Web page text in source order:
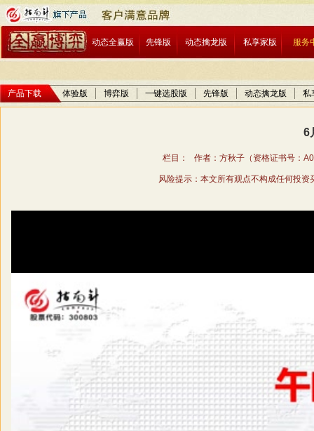
动态全赢版 先锋版 动态擒龙版 私享家版 服务
产品下载 体验版 博弈版 一键选股版 先锋版 动态擒龙版 私
6
栏目： 作者：方秋子（资格证书号：
风险提示：本文所有观点不构成任何投